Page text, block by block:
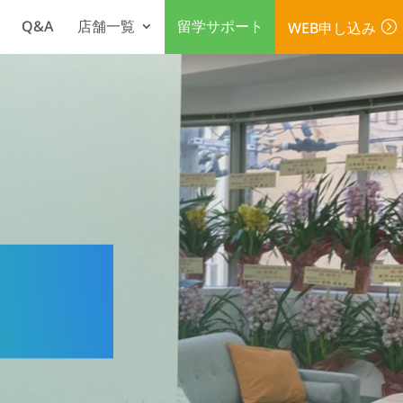
Q&A 店舗一覧 留学サポート WEB申し込み =